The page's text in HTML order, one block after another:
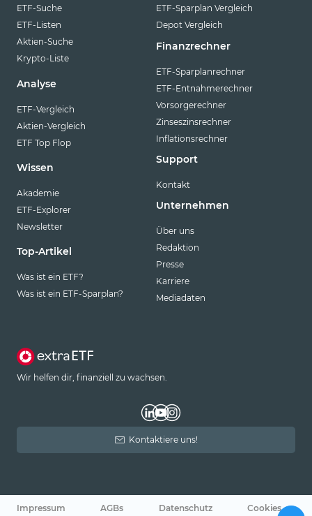
ETF-Suche
ETF-Listen
Aktien-Suche
Krypto-Liste
Analyse
ETF-Vergleich
Aktien-Vergleich
ETF Top Flop
Wissen
Akademie
ETF-Explorer
Newsletter
Top-Artikel
Was ist ein ETF?
Was ist ein ETF-Sparplan?
ETF-Sparplan Vergleich
Depot Vergleich
Finanzrechner
ETF-Sparplanrechner
ETF-Entnahmerechner
Vorsorgerechner
Zinseszinsrechner
Inflationsrechner
Support
Kontakt
Unternehmen
Über uns
Redaktion
Presse
Karriere
Mediadaten
Wir helfen dir, finanziell zu wachsen.
Kontaktiere uns!
Impressum AGBs Datenschutz Cookies